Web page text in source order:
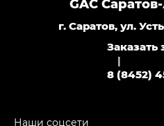
г. Саратов, ул.
Заказать
|
8 (8452)